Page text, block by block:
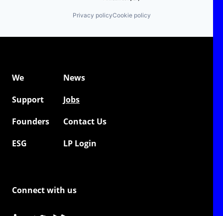
Privacy policyCookie policy
We
News
Support
Jobs
Founders
Contact Us
ESG
LP Login
Connect with us